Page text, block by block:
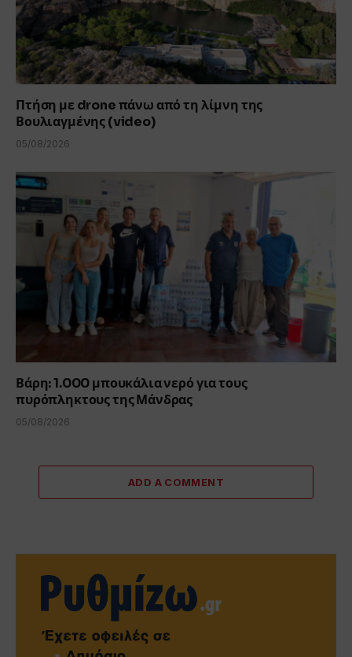
Πτήση με drone πάνω από τη λίμνη της
Βουλιαγμένης (video)
05/08/2026
Βάρη: 1.000 μπουκάλια νερό για τους
πυρόπληκτους της Μάνδρας
05/08/2026
ADD A COMMENT